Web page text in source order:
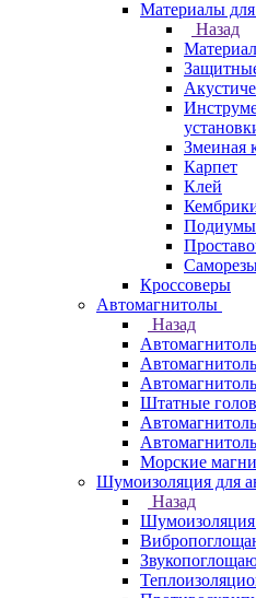
Материалы
Назад
Змеиная
Карпет
Клей
Подиумы
Кроссоверы
Автомагнитолы
Назад
Штатные
Морские
Шумоизоляция для
Назад
Шумоизоляция